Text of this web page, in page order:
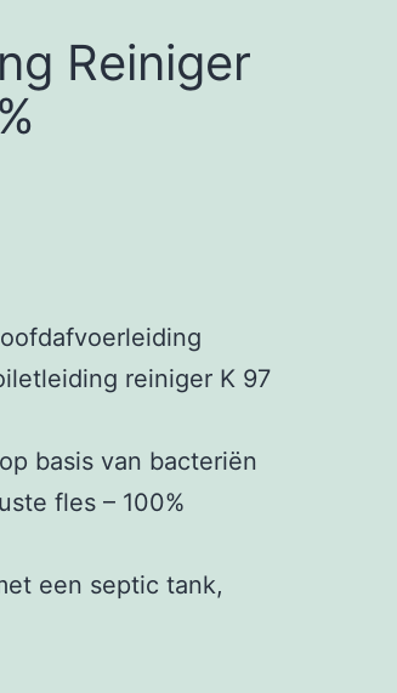
Reiniger
reiniger K 97
basis van bacteriën
fles – 100%
een septic tank,